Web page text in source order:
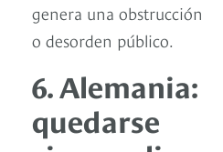
genera una obstrucción
o desorden público.
6. Alemania:
quedarse